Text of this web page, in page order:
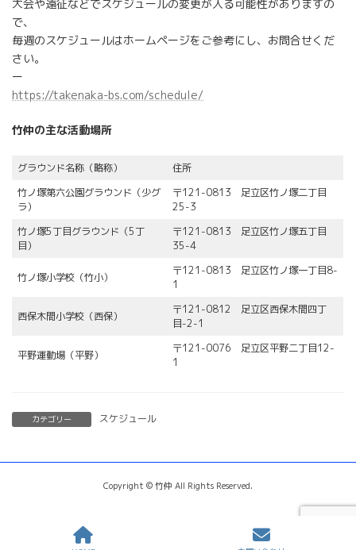
大会や遠征などでスケジュールの変更が入る可能性がありますの
で、
毎週のスケジュールはホームページをご参考にし、お問合せくだ
さい。
ー
https://takenaka-bs.com/schedule/
竹仲の主な活動場所
グラウンド名称（略称）
住所
竹ノ塚第六公園グラウンド（少グ
ラ）
〒121-0813 足立区竹ノ塚二丁目
25-3
竹ノ塚5丁目グラウンド（5丁
目）
〒121-0813 足立区竹ノ塚五丁目
35-4
竹ノ塚小学校（竹小）
〒121-0813 足立区竹ノ塚一丁目8-
1
西保木間小学校（西保）
〒121-0812 足立区西保木間四丁
目-2-1
平野運動場（平野）
〒121-0076 足立区平野二丁目12-
1
カテゴリー スケジュール
Copyright © 竹仲 All Rights Reserved.